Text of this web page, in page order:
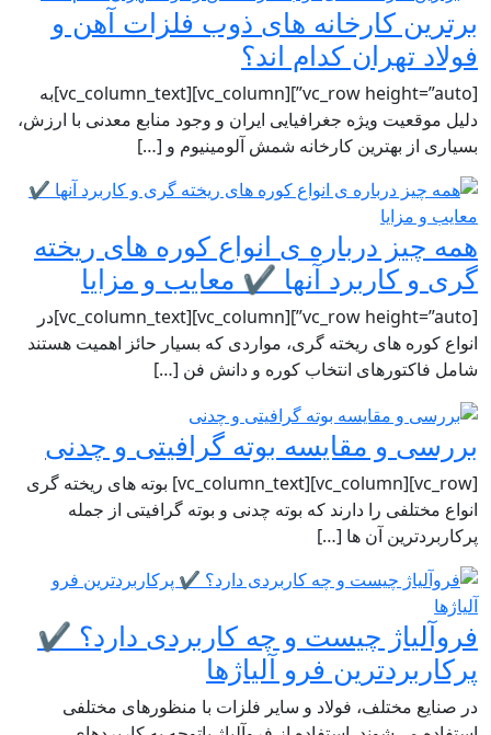
کارخانه های ذوب فلزات آهن و
تهران کدام اند؟
[vc_row height=”auto”][vc_column][vc_column_text]به‌
ویژه جغرافیایی ایران و وجود منابع معدنی با ارزش،
بهترین کارخانه شمش آلومینیوم و […]
درباره ی انواع کوره های ریخته
کاربرد آنها ✔️ معایب و مزایا
[vc_row height=”auto”][vc_column][vc_column_text]در
های ریخته گری، مواردی که بسیار حائز اهمیت هستند
انتخاب کوره و دانش فن […]
و مقایسه بوته گرافیتی و چدنی
[vc_row][vc_column][vc_column_text] بوته های ریخته گری
را دارند که بوته چدنی و بوته گرافیتی از جمله
آن ها […]
چیست و چه کاربردی دارد؟ ✔️
فرو آلیاژها
مختلف، فولاد و سایر فلزات با منظورهای مختلفی